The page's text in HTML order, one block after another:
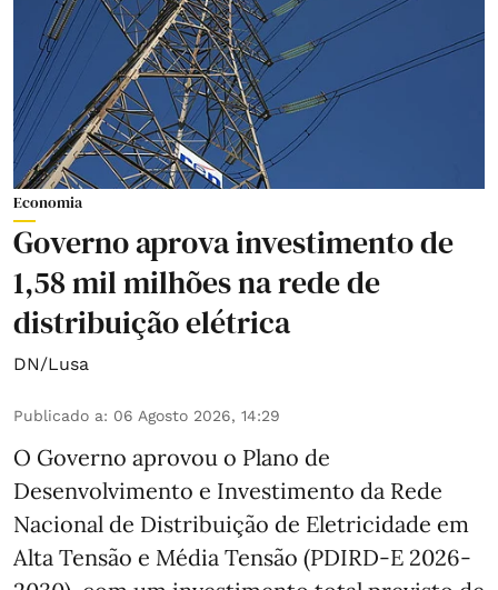
Economia
Governo aprova investimento de
1,58 mil milhões na rede de
distribuição elétrica
DN/Lusa
Publicado a: 06 Agosto 2026, 14:29
O Governo aprovou o Plano de
Desenvolvimento e Investimento da Rede
Nacional de Distribuição de Eletricidade em
Alta Tensão e Média Tensão (PDIRD-E 2026-